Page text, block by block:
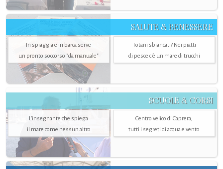
SALUTE & BENESSERE
In spiaggia e in barca serve
un pronto soccorso "da manuale"
Totani sbiancati? Nei piatti
di pesce c'è un mare di trucchi
SCUOLE & CORSI
L'insegnante che spiega
il mare come nessun altro
Centro velico di Caprera,
tutti i segreti di acqua e vento